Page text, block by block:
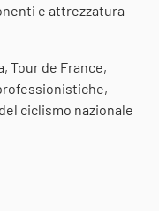
e attrezzatura
, Tour de France,
ciclismo nazionale